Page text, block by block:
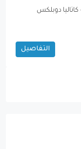
دوبلكس
التفاصيل